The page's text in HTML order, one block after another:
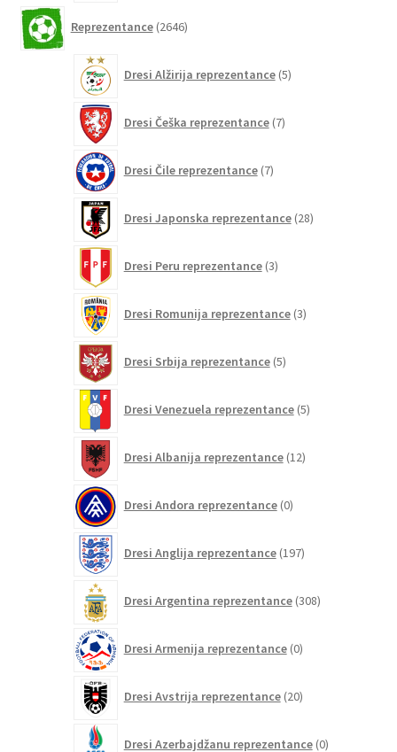
Reprezentance 2646izdelkov
Dresi Alžirija reprezentance 5izdelkov
Dresi Češka reprezentance 7izdelkov
Dresi Čile reprezentance 7izdelkov
Dresi Japonska reprezentance 28izdelkov
Dresi Peru reprezentance 3izdelki
Dresi Romunija reprezentance 3izdelki
Dresi Srbija reprezentance 5izdelkov
Dresi Venezuela reprezentance 5izdelkov
Dresi Albanija reprezentance 12izdelkov
Dresi Andora reprezentance 0izdelkov
Dresi Anglija reprezentance 197izdelkov
Dresi Argentina reprezentance 308izdelkov
Dresi Armenija reprezentance 0izdelkov
Dresi Avstrija reprezentance 20izdelkov
Dresi Azerbajdžanu reprezentance 0